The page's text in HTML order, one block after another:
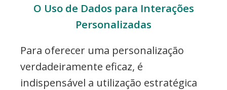
O Uso de Dados para Interações
Personalizadas
Para oferecer uma personalização
verdadeiramente eficaz, é
indispensável a utilização estratégica